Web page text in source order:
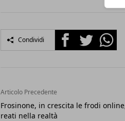
Condividi FacebookTwitter
Articolo Precedente
Frosinone, in crescita le frodi
reati nella realtà